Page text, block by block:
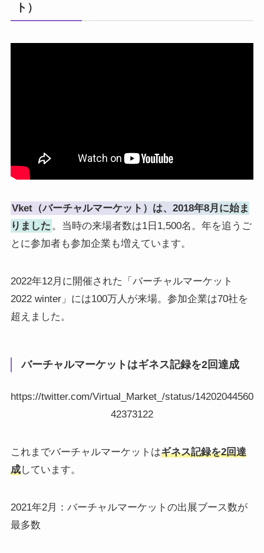
ト）
Vket（バーチャルマーケット）は、2018年8月に始ま
りました 。当時の来場者数は1日1,500名。年を追うご
とに参加者も参加企業も増えています。
2022年12月に開催された「バーチャルマーケット
2022 winter」には100万人が来場。参加企業は70社を
超えました。
バーチャルマーケットはギネス記録を2回達成
https://twitter.com/Virtual_Market_/status/14202044560
42373122
これまでバーチャルマーケットはギネス記録を2回達
成しています。
2021年2月：バーチャルマーケットの出展ブース数が
最多数